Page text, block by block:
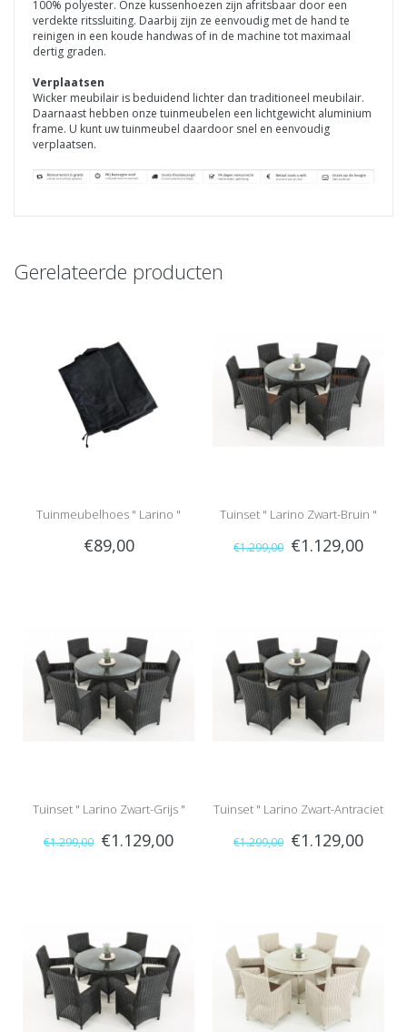
100% polyester. Onze kussenhoezen zijn afritsbaar door een
verdekte ritssluiting. Daarbij zijn ze eenvoudig met de hand te
reinigen in een koude handwas of in de machine tot maximaal
dertig graden.
Verplaatsen
Wicker meubilair is beduidend lichter dan traditioneel meubilair.
Daarnaast hebben onze tuinmeubelen een lichtgewicht aluminium
frame. U kunt uw tuinmeubel daardoor snel en eenvoudig
verplaatsen.
Gerelateerde producten
Tuinmeubelhoes " Larino "
€89,00
Tuinset " Larino Zwart-Bruin "
€1.299,00 €1.129,00
Tuinset " Larino Zwart-Grijs "
€1.299,00 €1.129,00
Tuinset " Larino Zwart-Antraciet
"
€1.299,00 €1.129,00